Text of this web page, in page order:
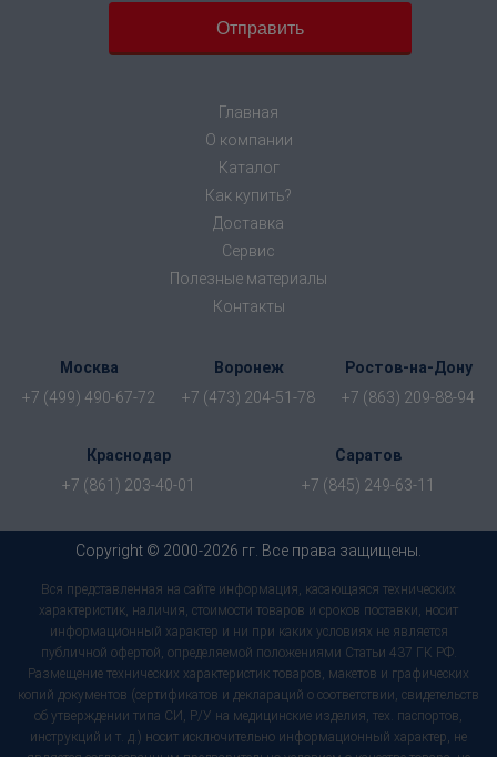
Главная
О компании
Каталог
Как купить?
Доставка
Сервис
Полезные материалы
Контакты
Москва
+7 (499) 490-67-72
Воронеж
+7 (473) 204-51-78
Ростов-на-Дону
+7 (863) 209-88-94
Краснодар
+7 (861) 203-40-01
Саратов
+7 (845) 249-63-11
Copyright © 2000-2026 гг. Все права защищены.
Вся представленная на сайте информация, касающаяся технических
характеристик, наличия, стоимости товаров и сроков поставки, носит
информационный характер и ни при каких условиях не является
публичной офертой, определяемой положениями Статьи 437 ГК РФ.
Размещение технических характеристик товаров, макетов и графических
копий документов (сертификатов и деклараций о соответствии, свидетельств
об утверждении типа СИ, Р/У на медицинские изделия, тех. паспортов,
инструкций и т. д.) носит исключительно информационный характер, не